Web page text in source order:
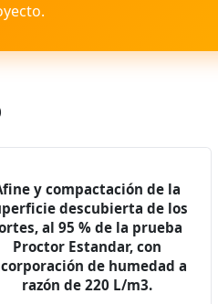
y compactación de la
descubierta de los
al 95 % de la prueba
Proctor Estandar, con
de humedad a
razón de 220 L/m3.